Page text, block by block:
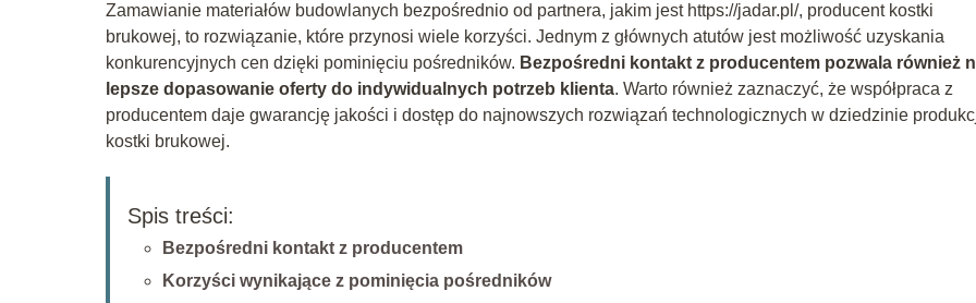
Zamawianie materiałów budowlanych bezpośrednio od partnera, jakim jest https://jadar.pl/, producent kostki
brukowej, to rozwiązanie, które przynosi wiele korzyści. Jednym z głównych atutów jest możliwość uzyskania
konkurencyjnych cen dzięki pominięciu pośredników. Bezpośredni kontakt z producentem pozwala również
lepsze dopasowanie oferty do indywidualnych potrzeb klienta. Warto również zaznaczyć, że współpraca z
producentem daje gwarancję jakości i dostęp do najnowszych rozwiązań technologicznych w dziedzinie
kostki brukowej.
Spis treści:
Bezpośredni kontakt z producentem
Korzyści wynikające z pominięcia pośredników